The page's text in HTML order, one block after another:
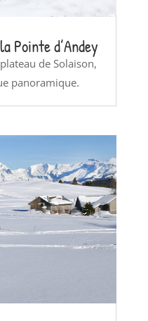
Pointe d’Andey
de Solaison,
panoramique.